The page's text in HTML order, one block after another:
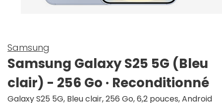
Samsung
Samsung Galaxy S25 5G (Bleu
clair) - 256 Go · Reconditionné
Galaxy S25 5G, Bleu clair, 256 Go, 6,2 pouces, Android